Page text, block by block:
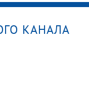
КАНАЛА